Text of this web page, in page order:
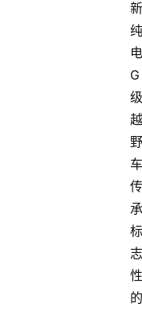
新
纯
电
G
级
越
野
车
传
承
标
志
性
的